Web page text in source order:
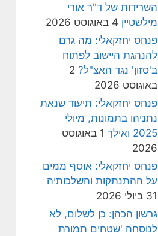
השרידות של ד"ר אורי
מילשטיין 4 באוגוסט 2026
פנחס יחזקאלי: מה גרם
להנהגת היישוב לפתוח
ב'סזון' נגד האצ"ל? 2
באוגוסט 2026
פנחס יחזקאלי: תיעוד שנאת
נתניהו בתמונות, מיולי
2025 ואילך
1 באוגוסט
2026
פנחס יחזקאלי: אוסף ממים
על ההתנתקות והשלכותיה
31 ביולי 2026
גרשון הכהן: כן לשלום, לא
לנוסחה 'שטחים תמורת